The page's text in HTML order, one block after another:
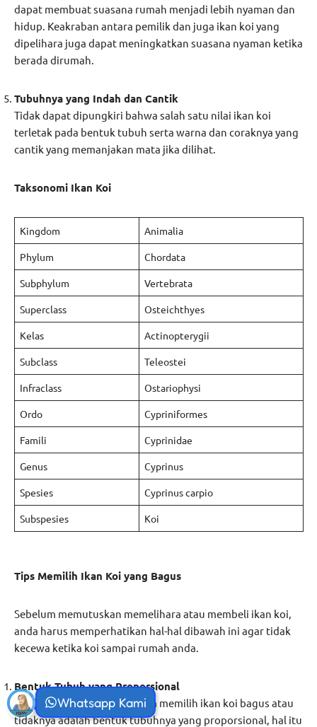
dapat membuat suasana rumah menjadi lebih nyaman dan
hidup. Keakraban antara pemilik dan juga ikan koi yang
dipelihara juga dapat meningkatkan suasana nyaman ketika
berada dirumah.
Tubuhnya yang Indah dan Cantik
Tidak dapat dipungkiri bahwa salah satu nilai ikan koi
terletak pada bentuk tubuh serta warna dan coraknya yang
cantik yang memanjakan mata jika dilihat.
Taksonomi Ikan Koi
Kingdom Animalia
Phylum Chordata
Subphylum Vertebrata
Superclass Osteichthyes
Kelas Actinopterygii
Subclass Teleostei
Infraclass Ostariophysi
Ordo Cypriniformes
Famili Cyprinidae
Genus Cyprinus
Spesies Cyprinus carpio
Subspesies Koi
Tips Memilih Ikan Koi yang Bagus
Sebelum memutuskan memelihara atau membeli ikan koi,
anda harus memperhatikan hal-hal dibawah ini agar tidak
kecewa ketika koi sampai rumah anda.
Bentuk Tubuh yang Proporsional
Salah satu kunci utama dalam memilih ikan koi bagus atau
tidaknya adalah bentuk tubuhnya yang proporsional, hal itu
Whatsapp Kami